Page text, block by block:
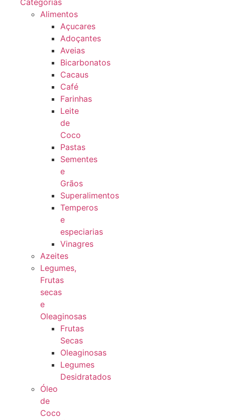
Alimentos
Açucares
Adoçantes
Aveias
Bicarbonatos
Cacaus
Café
Farinhas
Leite
de
Coco
Pastas
Sementes
e
Grãos
Superalimentos
Temperos
e
especiarias
Vinagres
Azeites
Legumes,
Frutas
secas
e
Oleaginosas
Frutas
Secas
Oleaginosas
Legumes
Desidratados
Óleo
de
Coco